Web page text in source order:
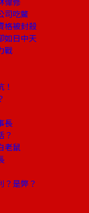
司吃鱉
格被封殺
如日中天
戰
長
？
老鼠
？是弊？